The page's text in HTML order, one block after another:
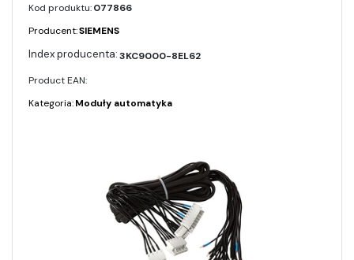
Kod produktu:077866
Producent:SIEMENS
3KC9000-8EL62
Product EAN:
Kategoria:Moduły automatyka